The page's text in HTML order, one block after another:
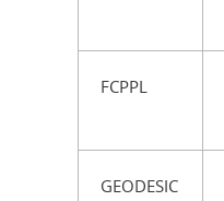
FCPPL
GEODESIC